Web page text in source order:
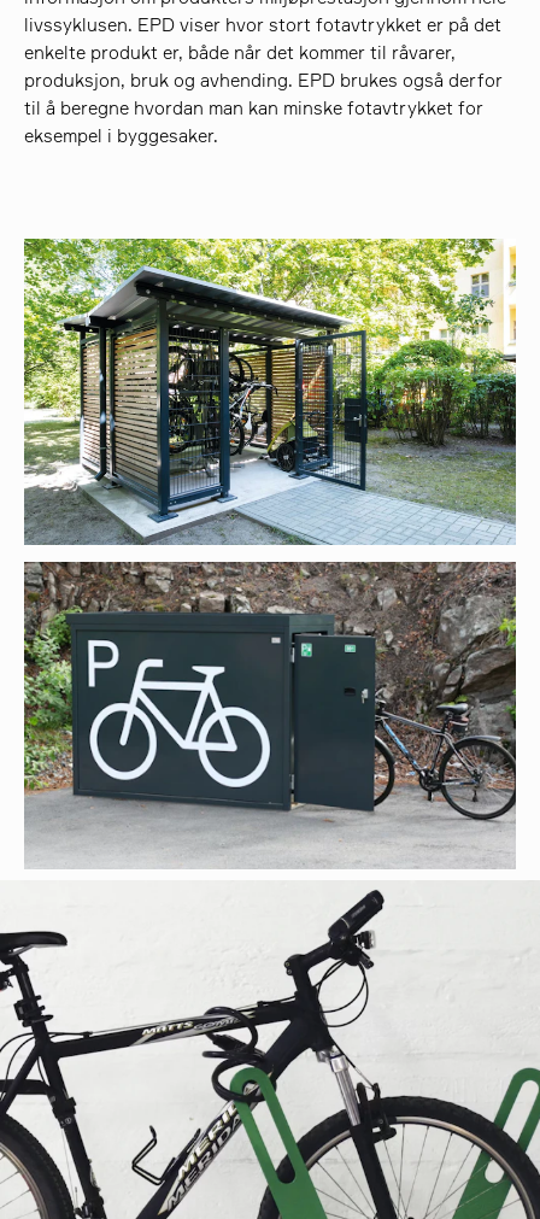
livssyklusen. EPD viser hvor stort fotavtrykket er på det
enkelte produkt er, både når det kommer til råvarer,
produksjon, bruk og avhending. EPD brukes også derfor
til å beregne hvordan man kan minske fotavtrykket for
eksempel i byggesaker.